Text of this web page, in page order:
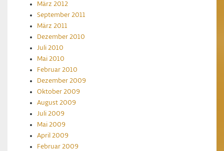
März 2012
September 2011
März 2011
Dezember 2010
Juli 2010
Mai 2010
Februar 2010
Dezember 2009
Oktober 2009
August 2009
Juli 2009
Mai 2009
April 2009
Februar 2009